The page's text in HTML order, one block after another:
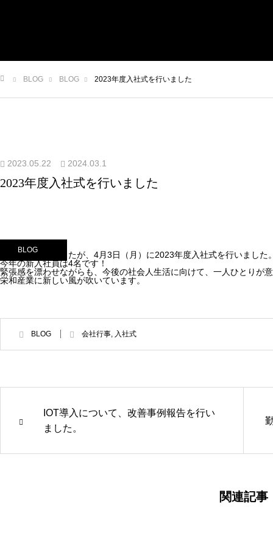
BLOG BLOG 2023年度入社式を行いました
2023.05.22 2024.03.1
2023年度入社式を行いました
BLOG
大変遅くなりましたが、4月3日（月）に2023年度入社式を行いました
今年の新入社員は4名です！
緊張感を漂わせながらも、今後の社会人生活に向けて、一人ひとりが
栄和産業に新しい風が吹いています。
BLOG 会社行事, 入社式
IOT導入について、改善事例報告を行い
ました。
関連記事